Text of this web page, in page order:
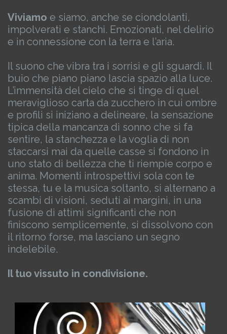
Viviamo e siamo, anche se ciondolanti,
impolverati e stanchi. Emozionati, nel delirio
e in connessione con la terra e l’aria.
Il suono che vibra tra i sorrisi e gli sguardi. Il
buio che piano piano lascia spazio alla luce.
L’immensità del cielo che si tinge di quel
meraviglioso carta da zucchero in cui ombre
e profili si iniziano a delineare, la sensazione
tipica della mancanza di sonno che si fa
sentire, la stanchezza e la voglia di non
staccarsi mai da quelle casse si fondono in
uno stato di bellezza che ti riempie corpo e
anima. Momenti introspettivi sola con te
stessa, tu e la musica soltanto, si alternano a
scambi di visioni, seduti ai margini, in una
fusione di attimi significanti che non
finiscono semplicemente, si dissolvono con
il ritorno forse, ma lasciano un segno
indelebile.
Il tuo vissuto in condivisione.